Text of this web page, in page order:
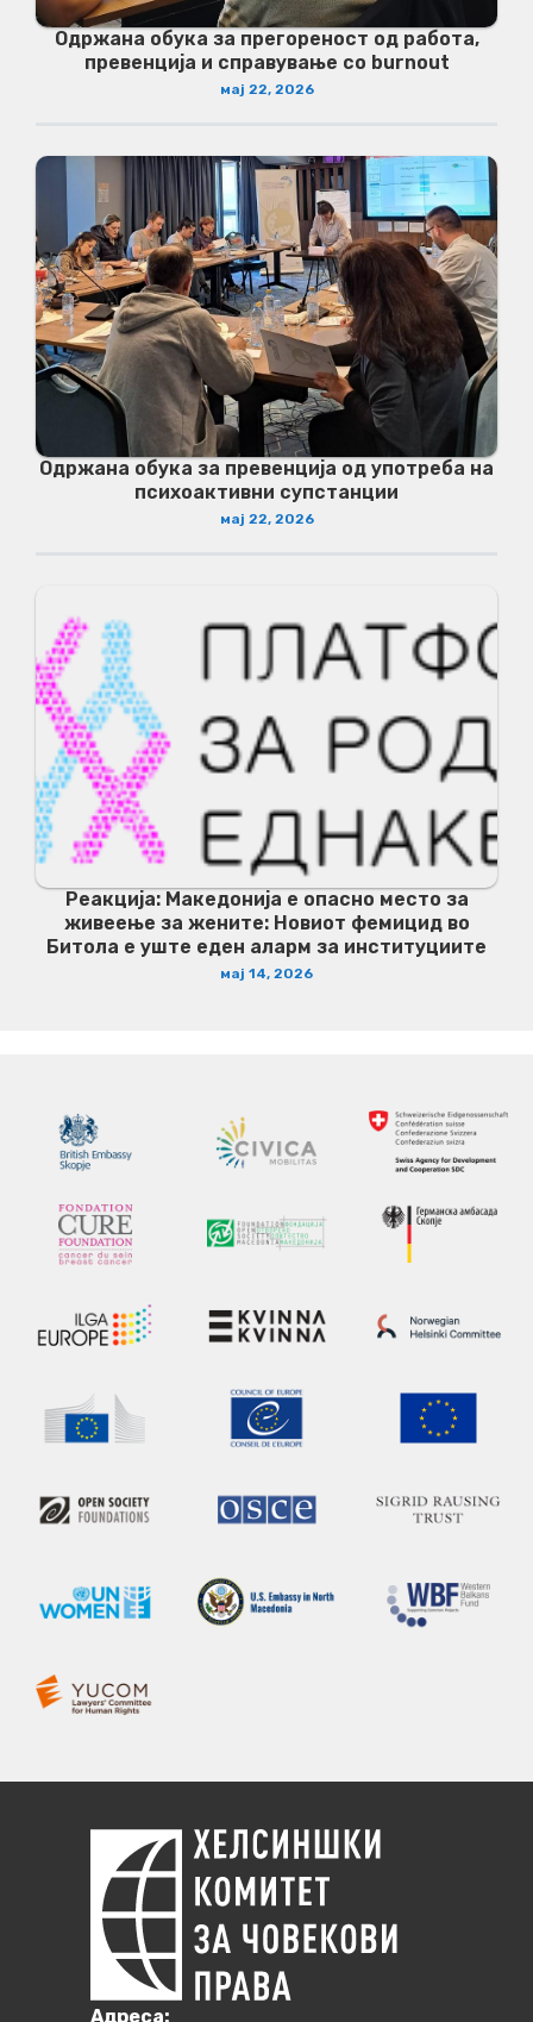
Одржана обука за прегореност од работа,
превенција и справување со burnout
мај 22, 2026
Одржана обука за превенција од употреба на
психоактивни супстанции
мај 22, 2026
Реакција: Македонија е опасно место за
живеење за жените: Новиот фемицид во
Битола е уште еден аларм за институциите
мај 14, 2026
Aдреса: